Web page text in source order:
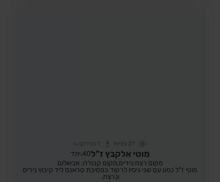
27 צפיות 1 הדליקו נר
מוטי אלקבץ ז"ל40, יתד
מקום רצח:נירים,מקום קבורה: אבשלום
מוטי ז"ל נסע עם שני גיסיו לרקוד במסיבת טראנס ליד קיבוץ נירים
ונרצח.